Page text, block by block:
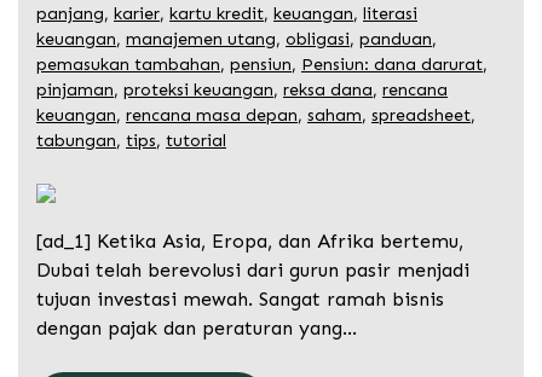
panjang, karier, kartu kredit, keuangan, literasi
keuangan, manajemen utang, obligasi, panduan,
pemasukan tambahan, pensiun, Pensiun: dana darurat,
pinjaman, proteksi keuangan, reksa dana, rencana
keuangan, rencana masa depan, saham, spreadsheet,
tabungan, tips, tutorial
[ad_1] Ketika Asia, Eropa, dan Afrika bertemu,
Dubai telah berevolusi dari gurun pasir menjadi
tujuan investasi mewah. Sangat ramah bisnis
dengan pajak dan peraturan yang…